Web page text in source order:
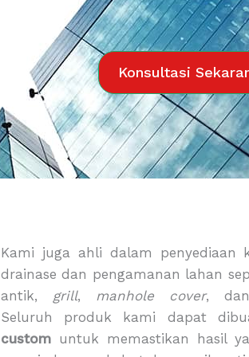
Konsultasi
Kami juga ahli dalam penyediaan
drainase dan pengamanan lahan
antik, grill, manhole cover,
Seluruh produk kami dapat
customuntuk memastikan hasil